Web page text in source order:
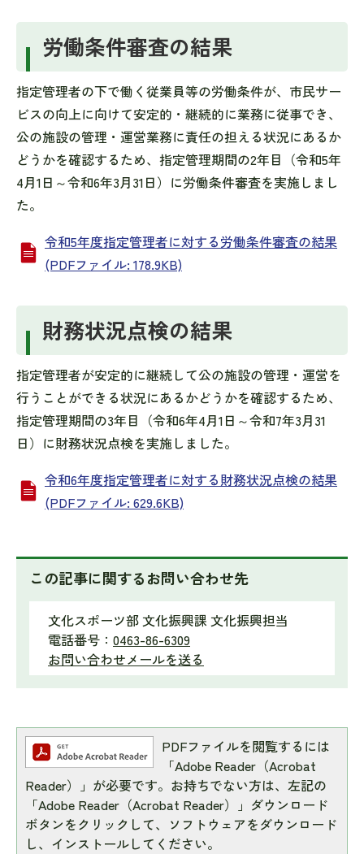
労働条件審査の結果
指定管理者の下で働く従業員等の労働条件が、市民サー
ビスの向上に向けて安定的・継続的に業務に従事でき、
公の施設の管理・運営業務に責任の担える状況にあるか
どうかを確認するため、指定管理期間の2年目（令和5年
4月1日～令和6年3月31日）に労働条件審査を実施しまし
た。
令和5年度指定管理者に対する労働条件審査の結果
(PDFファイル: 178.9KB)
財務状況点検の結果
指定管理者が安定的に継続して公の施設の管理・運営を
行うことができる状況にあるかどうかを確認するため、
指定管理期間の3年目（令和6年4月1日～令和7年3月31
日）に財務状況点検を実施しました。
令和6年度指定管理者に対する財務状況点検の結果
(PDFファイル: 629.6KB)
この記事に関するお問い合わせ先
文化スポーツ部 文化振興課 文化振興担当
電話番号： 0463-86-6309
お問い合わせメールを送る
PDFファイルを閲覧するには
「Adobe Reader（Acrobat
Reader）」が必要です。お持ちでない方は、左記の
「Adobe Reader（Acrobat Reader）」ダウンロード
ボタンをクリックして、ソフトウェアをダウンロード
し、インストールしてください。